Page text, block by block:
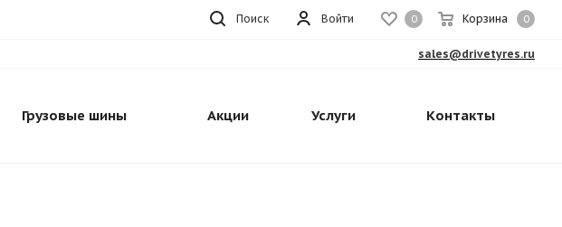
0 Корзина 0
Войти
Поиск
sales@drivetyres.ru
Грузовые шины Акции Услуги Контакты